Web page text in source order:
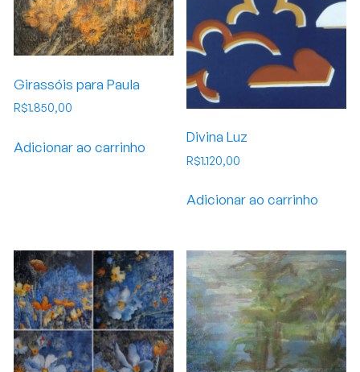
Girassóis para Paula
R$1.850,00
Adicionar ao carrinho
Divina Luz
R$1.120,00
Adicionar ao carrinho